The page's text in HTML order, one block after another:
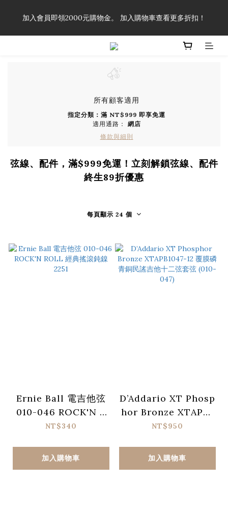
享有弦線、配件終生89折優惠！
加入會員即領2000元購物金。 加入購物車查看更多折扣！
「一生弦命！」單筆購買弦線、配件滿$999（不含運費），即可
所有顧客適用
指定分類：滿 NT$999 即享免運
適用通路： 網店
條款與細則
弦線、配件，滿$999免運！立刻解鎖弦線、配件
終生89折優惠
每頁顯示 24 個
Ernie Ball 電吉他弦
010-046 ROCK'N R
OLL 經典搖滾鈍鎳 22
NT$340
加入購物車
D’Addario XT Phosp
hor Bronze XTAPB1
047-12 覆膜磷青銅民
0-047)
NT$950
加入購物車